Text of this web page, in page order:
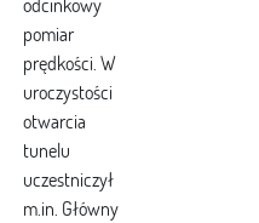
pomiar
prędkości. W
uroczystości
otwarcia
tunelu
uczestniczył
m.in. Główny